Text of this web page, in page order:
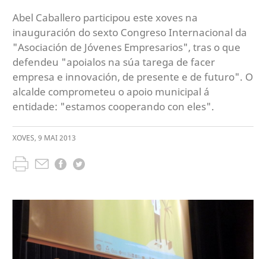
Abel Caballero participou este xoves na
inauguración do sexto Congreso Internacional da
"Asociación de Jóvenes Empresarios", tras o que
defendeu "apoialos na súa tarega de facer
empresa e innovación, de presente e de futuro". O
alcalde comprometeu o apoio municipal á
entidade: "estamos cooperando con eles".
XOVES, 9 MAI2013